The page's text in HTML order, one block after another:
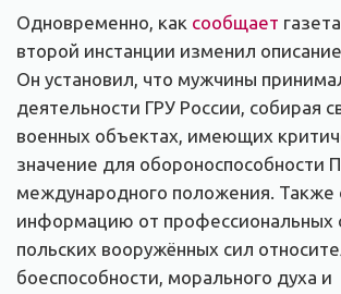
Одновременно, как сообщает
второй инстанции изменил
Он установил, что мужчины
деятельности ГРУ России, собирая
военных объектах, имеющих
значение для обороноспособности
международного положения. Также
информацию от профессиональных
польских вооружённых сил
боеспособности, морального духа и